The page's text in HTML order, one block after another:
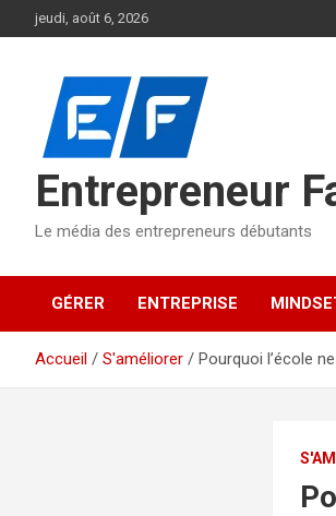
au
jeudi, août 6, 2026
Entrepreneur
Le média des entrepreneurs débutants
GÉRER ENTREPRISE
Accueil S'améliorer Pourquoi l’école